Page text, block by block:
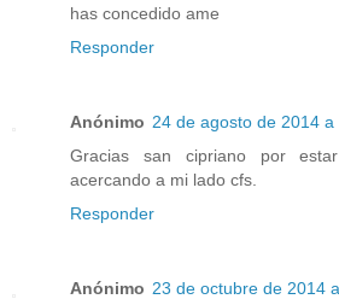
has concedido ame
Responder
Anónimo 24 de agosto de 2014 a
Gracias san cipriano por
acercando a mi lado cfs.
Responder
Anónimo 23 de octubre de 2014